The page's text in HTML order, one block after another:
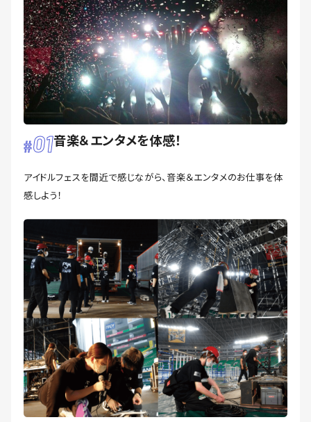
01音楽＆エンタメを体感！
アイドルフェスを間近で感じながら、音楽＆エンタメのお仕事を体
感しよう！